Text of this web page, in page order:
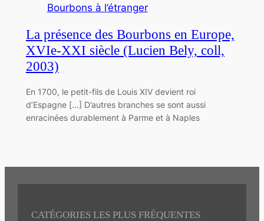
Bourbons à l’étranger
La présence des Bourbons en Europe,
XVIe-XXI siècle (Lucien Bely, coll,
2003)
En 1700, le petit-fils de Louis XIV devient roi
d’Espagne […] D’autres branches se sont aussi
enracinées durablement à Parme et à Naples
CATÉGORIES LES PLUS FRÉQUENTES